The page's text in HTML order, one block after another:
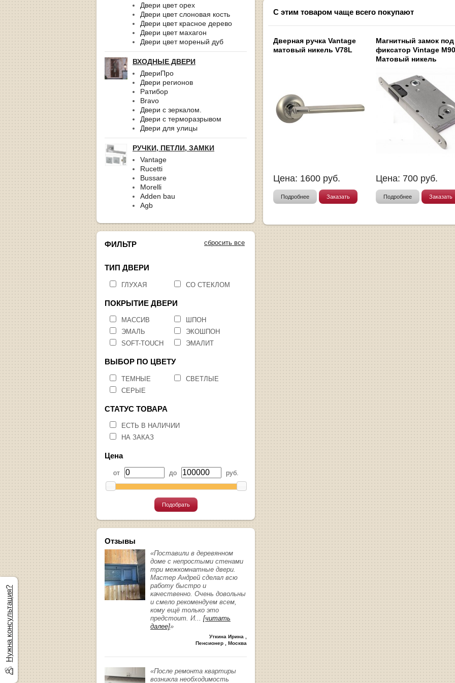
Двери цвет орех
Двери цвет слоновая кость
Двери цвет красное дерево
Двери цвет махагон
Двери цвет мореный дуб
ВХОДНЫЕ ДВЕРИ
ДвериПро
Двери регионов
Ратибор
Bravo
Двери с зеркалом.
Двери с терморазрывом
Двери для улицы
РУЧКИ, ПЕТЛИ, ЗАМКИ
Vantage
Rucetti
Bussare
Morelli
Adden bau
Agb
сбросить все
ФИЛЬТР
ТИП ДВЕРИ
ГЛУХАЯ СО СТЕКЛОМ
ПОКРЫТИЕ ДВЕРИ
МАССИВ
ШПОН
ЭМАЛЬ
ЭКОШПОН
SOFT-TOUCH
ЭМАЛИТ
ВЫБОР ПО ЦВЕТУ
ТЕМНЫЕ
СВЕТЛЫЕ
СЕРЫЕ
СТАТУС ТОВАРА
ЕСТЬ В НАЛИЧИИ
НА ЗАКАЗ
Цена
от до руб.
Подобрать
Отзывы
«Поставили в деревянном
доме с непростыми стенами
три межкомнатные двери.
Мастер Андрей сделал всю
работу быстро и
качественно. Очень довольны
и смело рекомендуем всем,
кому ещё только это
предстоит. И... [читать
далее]»
Уткина Ирина ,
Пенсионер , Москва
«После ремонта квартиры
возникла необходимость
С этим товаром чаще всего покупают
Дверная ручка Vantage
матовый никель V78L
Цена: 1600 руб.
Подробнее Заказать
Магнитный замок под
фиксатор Vintage
Матовый никель
Цена: 700 руб.
Подробнее Заказать
Нужна консультация?